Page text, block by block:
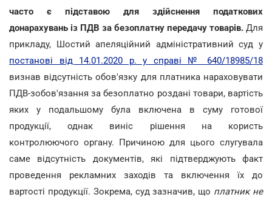
часто є підставою для здійснення податкових
донарахувань із ПДВ за безоплатну передачу товарів. Для
прикладу, Шостий апеляційний адміністративний суд у
постанові від 14.01.2020 р. у справі № 640/18985/18
визнав відсутність обов'язку для платника нараховувати
ПДВ-зобов'язання за безоплатно роздані товари, вартість
яких у подальшому була включена в суму готової
продукції, однак виніс рішення на користь
контролюючого органу. Причиною для цього слугувала
саме відсутність документів, які підтверджують факт
проведення рекламних заходів та включення їх до
вартості продукції. Зокрема, суд зазначив, що платник не